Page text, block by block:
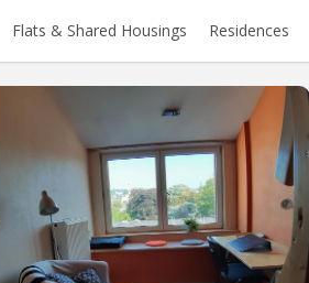
Flats & Shared Housings Residences